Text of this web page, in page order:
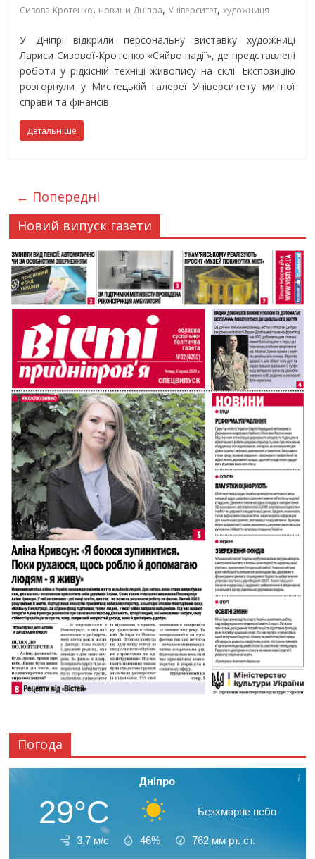
Сизова-Кротенко, новини Дніпра, Університет,художниця
У Дніпрі відкрили персональну виставку художниці
Лариси Сизової-Кротенко «Сяйво надії», де представлені
роботи у рідкісній техніці живопису на склі. Експозицію
розгорнули у Мистецькій галереї Університету митної
справи та фінансів.
Детальніше
← Попередні
Новий випуск газети
Погода
Дніпро
29°C Безхмарне небо
3.7 м/с 46% 762 мм рт. ст.